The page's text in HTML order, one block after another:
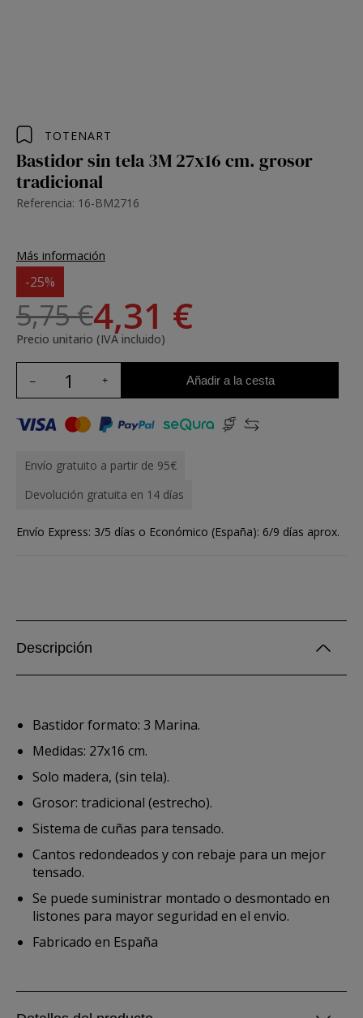
TOTENART
Bastidor sin tela 3M 27x16 cm. grosor
tradicional
Referencia: 16-BM2716
Más información
-25%
5,75 €4,31 €
Precio unitario (IVA incluido)
Añadir a la cesta
Envío gratuito a partir de 95€
Devolución gratuita en 14 días
Envío Express: 3/5 días o Económico (España): 6/9 días aprox.
Descripción
Bastidor formato: 3 Marina.
Medidas: 27x16 cm.
Solo madera, (sin tela).
Grosor: tradicional (estrecho).
Sistema de cuñas para tensado.
Cantos redondeados y con rebaje para un mejor
tensado.
Se puede suministrar montado o desmontado en
listones para mayor seguridad en el envio.
Fabricado en España